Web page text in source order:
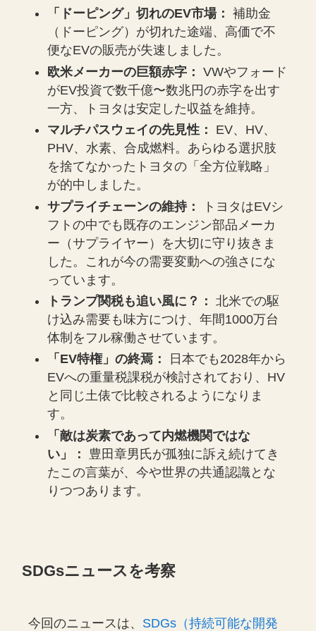
「ドーピング」切れのEV市場： 補助金
（ドーピング）が切れた途端、高価で不
便なEVの販売が失速しました。
欧米メーカーの巨額赤字： VWやフォード
がEV投資で数千億〜数兆円の赤字を出す
一方、トヨタは安定した収益を維持。
マルチパスウェイの先見性：
EV、HV、
PHV、水素、合成燃料。あらゆる選択肢
を捨てなかったトヨタの「全方位戦略」
が的中しました。
サプライチェーンの維持：
トヨタはEVシ
フトの中でも既存のエンジン部品メーカ
ー（サプライヤー）を大切に守り抜きま
した。これが今の需要変動への強さにな
っています。
トランプ関税も追い風に？： 北米での駆
け込み需要も味方につけ、年間1000万台
体制をフル稼働させています。
「EV特権」の終焉：
日本でも2028年から
EVへの重量税課税が検討されており、HV
と同じ土俵で比較されるようになりま
す。
「敵は炭素であって内燃機関ではな
い」：
豊田章男氏が孤独に訴え続けてき
たこの言葉が、今や世界の共通認識とな
りつつあります。
SDGsニュースを考察
今回のニュースは、 SDGs（持続可能な開発